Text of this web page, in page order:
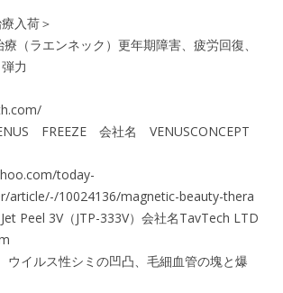
入荷＞
（ラエンネック）更年期障害、疲労回復、
力
FREEZE 会社名 VENUSCONCEPT
today-
article/-/10024136/magnetic-beauty-thera
Peel 3V（JTP-333V）会社名TavTech LTD
ルス性シミの凹凸、毛細血管の塊と爆